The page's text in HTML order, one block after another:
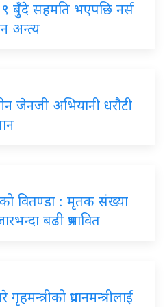
बुँदे सहमति भएपछि नर्स
अन्त्य
जेनजी अभियानी धरौटी
वितण्डा : मृतक संख्या
बढी प्रभावित
प्रधानमन्त्रीलाई